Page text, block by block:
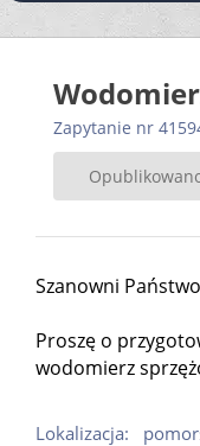
Zapytanie nr
Szanowni
Proszę o
wodomierz
Lokalizacja: